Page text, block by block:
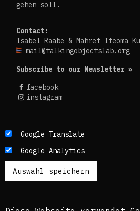
gehen soll.
Contact:
Isabel Raabe & Mahret Ifeoma
mail@talkingobjectslab.org
Subscribe to our Newsletter »
facebook
instagram
Die Texte dieses Blogs werden
Englisch und Deutsch,
Französisch publiziert. Um
breiten Zugang zu ermöglichen,
zusätzlich ein automatisches
Es ist dem kuratorischen Team
Google Translate
Google Analytics